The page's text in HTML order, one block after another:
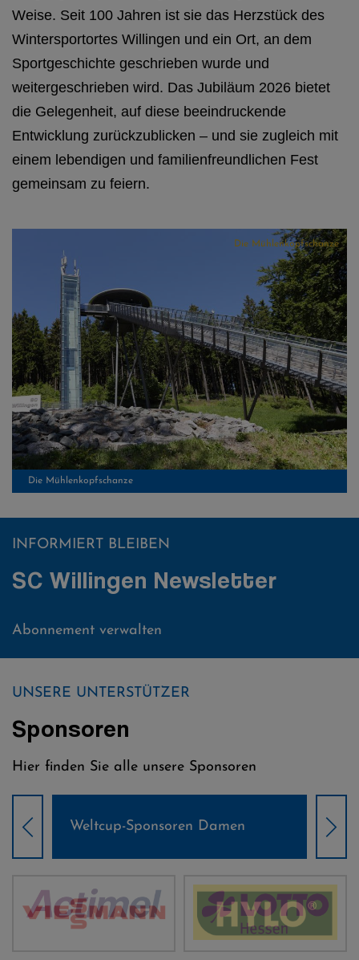
Weise. Seit 100 Jahren ist sie das Herzstück des
Wintersportortes Willingen und ein Ort, an dem
Sportgeschichte geschrieben wurde und
weitergeschrieben wird. Das Jubiläum 2026 bietet
die Gelegenheit, auf diese beeindruckende
Entwicklung zurückzublicken – und sie zugleich mit
einem lebendigen und familienfreundlichen Fest
gemeinsam zu feiern.
Die Mühlenkopfschanze
Die Mühlenkopfschanze
INFORMIERT BLEIBEN
SC Willingen Newsletter
Abonnement verwalten
UNSERE UNTERSTÜTZER
Sponsoren
Hier finden Sie alle unsere Sponsoren
Weltcup-Sponsoren Damen